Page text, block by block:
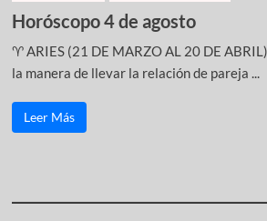
Horóscopo 4 de agosto
♈ ARIES (21 DE MARZO AL 20 DE
la manera de llevar la relación de pareja ...
Leer Más